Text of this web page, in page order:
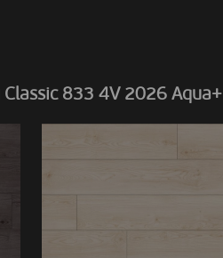
833 4V 2026 Aqua+